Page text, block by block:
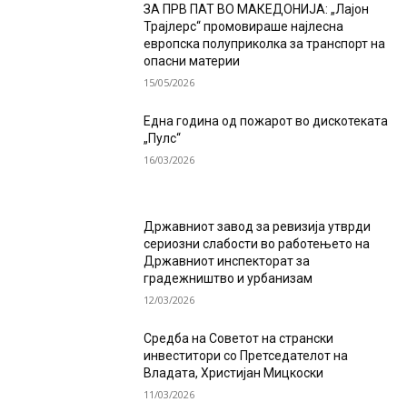
ЗА ПРВ ПАТ ВО МАКЕДОНИЈА: „Лајон
Трајлерс“ промовираше најлесна
европска полуприколка за транспорт на
опасни материи
15/05/2026
Една година од пожарот во дискотеката
„Пулс“
16/03/2026
Државниот завод за ревизија утврди
сериозни слабости во работењето на
Државниот инспекторат за
градежништво и урбанизам
12/03/2026
Средба на Советот на странски
инвеститори со Претседателот на
Владата, Христијан Мицкоски
11/03/2026